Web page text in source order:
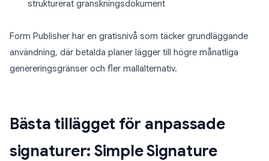
strukturerat granskningsdokument
Form Publisher har en gratisnivå som täcker grundläggande
användning, där betalda planer lägger till högre månatliga
genereringsgränser och fler mallalternativ.
Bästa tillägget för anpassade
signaturer: Simple Signature